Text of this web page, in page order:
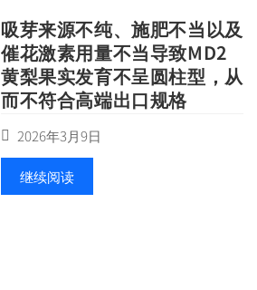
吸芽来源不纯、施肥不当以及
催花激素用量不当导致MD2
黄梨果实发育不呈圆柱型，从
而不符合高端出口规格
2026年3月9日
继续阅读